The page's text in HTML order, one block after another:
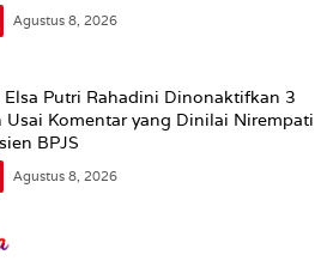
Agustus 8, 2026
Elsa Putri Rahadini Dinonaktifkan 3
Usai Komentar yang Dinilai Nirempati
BPJS
Agustus 8, 2026